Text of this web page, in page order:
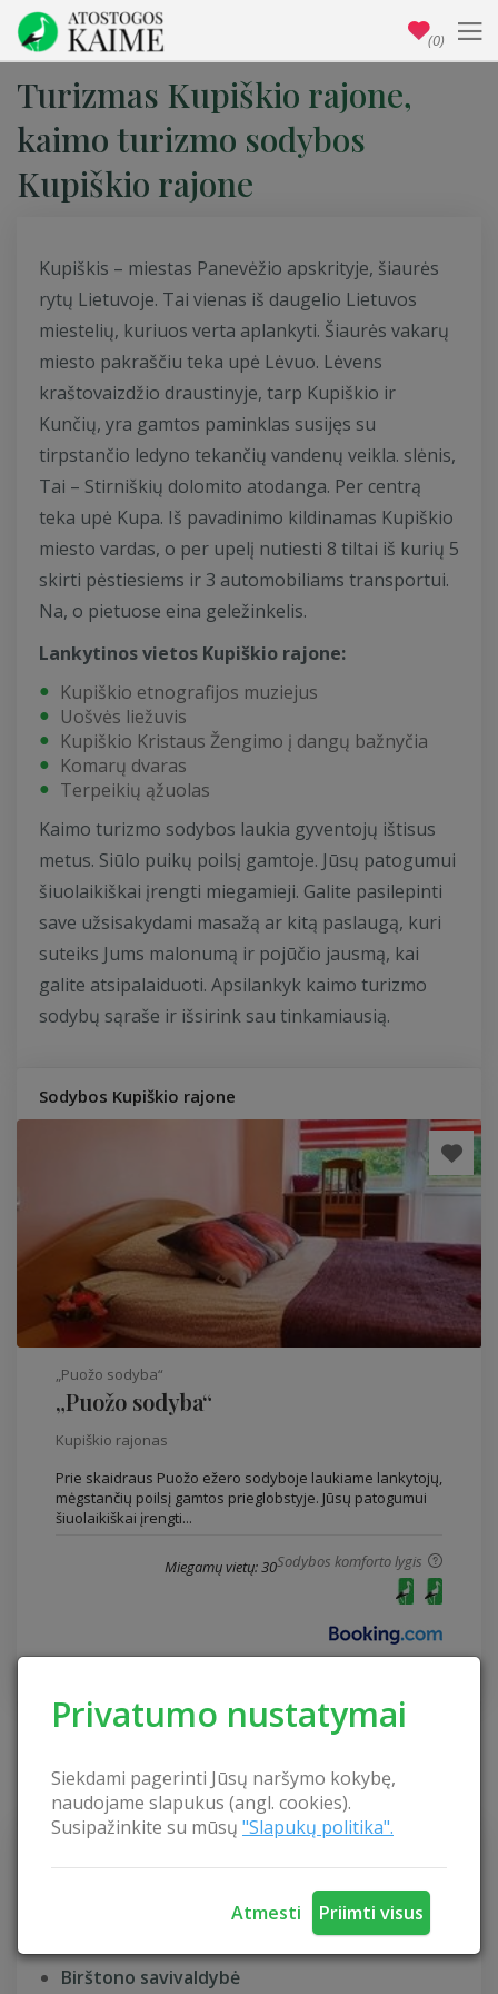
Privatumo nustatymai
Siekdami pagerinti Jūsų naršymo kokybę,
naudojame slapukus (angl. cookies).
Susipažinkite su mūsų "Slapukų politika".
Atmesti Priimti visus
Turizmas Kupiškio rajone,
kaimo turizmo sodybos
Kupiškio rajone
Kupiškis – miestas Panevėžio apskrityje, šiaurės
rytų Lietuvoje. Tai vienas iš daugelio Lietuvos
miestelių, kuriuos verta aplankyti. Šiaurės vakarų
miesto pakraščiu teka upė Lėvuo. Lėvens
kraštovaizdžio draustinyje, tarp Kupiškio ir
Kunčių, yra gamtos paminklas susijęs su
tirpstančio ledyno tekančių vandenų veikla. slėnis,
Tai – Stirniškių dolomito atodanga. Per centrą
teka upė Kupa. Iš pavadinimo kildinamas Kupiškio
miesto vardas, o per upelį nutiesti 8 tiltai iš kurių 5
skirti pėstiesiems ir 3 automobiliams transportui.
Na, o pietuose eina geležinkelis.
Lankytinos vietos Kupiškio rajone:
Kupiškio etnografijos muziejus
Uošvės liežuvis
Kupiškio Kristaus Žengimo į dangų bažnyčia
Komarų dvaras
Terpeikių ąžuolas
Kaimo turizmo sodybos laukia gyventojų ištisus
metus. Siūlo puikų poilsį gamtoje. Jūsų patogumui
šiuolaikiškai įrengti miegamieji. Galite pasilepinti
save užsisakydami masažą ar kitą paslaugą, kuri
suteiks Jums malonumą ir pojūčio jausmą, kai
galite atsipalaiduoti. Apsilankyk kaimo turizmo
sodybų sąraše ir išsirink sau tinkamiausią.
Sodybos Kupiškio rajone
„Puožo sodyba“
„Puožo sodyba“
Kupiškio rajonas
Prie skaidraus Puožo ežero sodyboje laukiame lankytojų,
mėgstančių poilsį gamtos prieglobstyje. Jūsų patogumui
šiuolaikiškai įrengti...
Sodybos komforto lygis
Miegamų vietų: 30
KAIMO TURIZMAS
Akmenės rajonas
Birštono savivaldybė
(0)